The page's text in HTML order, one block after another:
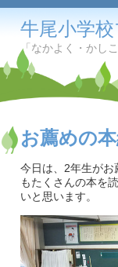
牛尾小学
「なかよく・かし
お薦めの
今日は、2年生がお
もたくさんの本を
いと思います。